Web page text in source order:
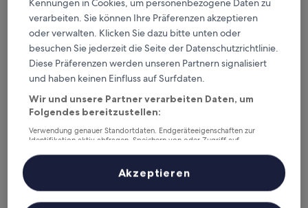
10,
Hervorragend,
(234
Bewertungen)
Der
Preis
41 €
16. Aug.–17. Aug.
The Qube Hotel Chiba
Kennungen in Cookies, um personenbezogene Daten zu
verarbeiten. Sie können Ihre Präferenzen akzeptieren
oder verwalten. Klicken Sie dazu bitte unten oder
besuchen Sie jederzeit die Seite der Datenschutzrichtlinie.
Diese Präferenzen werden unseren Partnern signalisiert
und haben keinen Einfluss auf Surfdaten.
Wir und unsere Partner verarbeiten Daten, um
Folgendes bereitzustellen:
Verwendung genauer Standortdaten. Endgeräteeigenschaften zur
Identifikation aktiv abfragen. Speichern von oder Zugriff auf
Inhalte, Messung von Werbeleistung und der Performance von Inhalten,
Zielgruppenforschung sowie Entwicklung und Verbesserung von
Liste der Partner (Lieferanten)
Akzeptieren